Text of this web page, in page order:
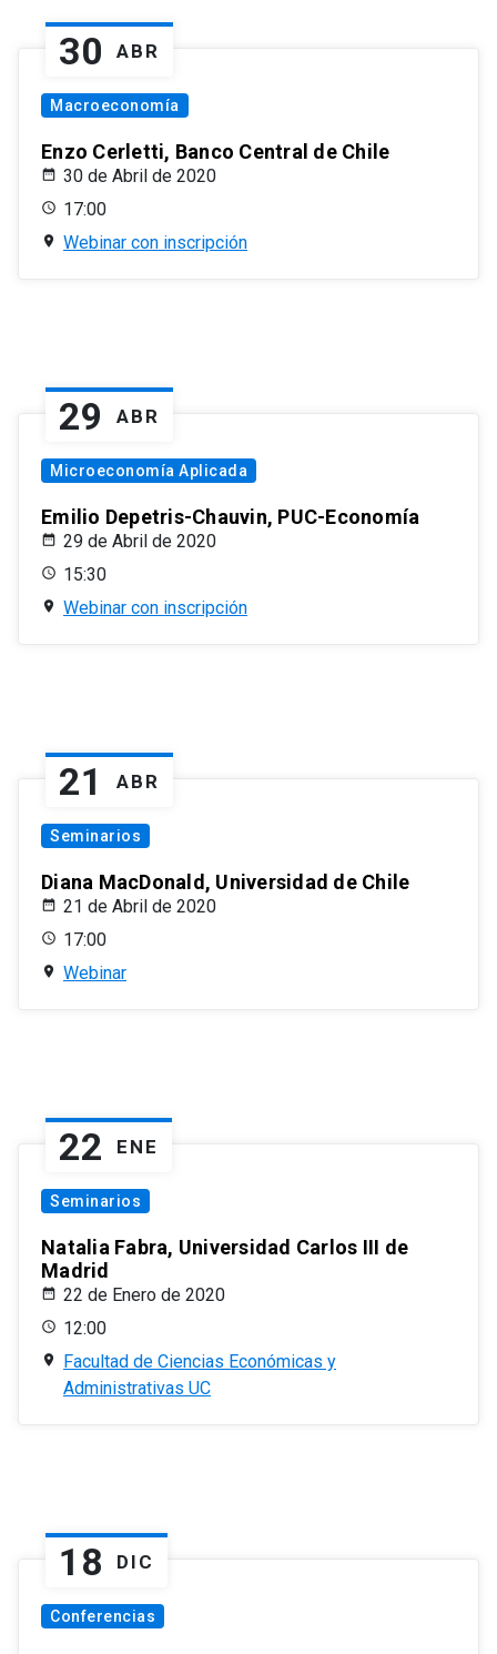
30 ABR
Macroeconomía
Enzo Cerletti, Banco Central de Chile
30 de Abril de 2020
17:00
Webinar con inscripción
29 ABR
Microeconomía Aplicada
Emilio Depetris-Chauvin, PUC-Economía
29 de Abril de 2020
15:30
Webinar con inscripción
21 ABR
Seminarios
Diana MacDonald, Universidad de Chile
21 de Abril de 2020
17:00
Webinar
22 ENE
Seminarios
Natalia Fabra, Universidad Carlos III de
Madrid
22 de Enero de 2020
12:00
Facultad de Ciencias Económicas y
Administrativas UC
18 DIC
Conferencias